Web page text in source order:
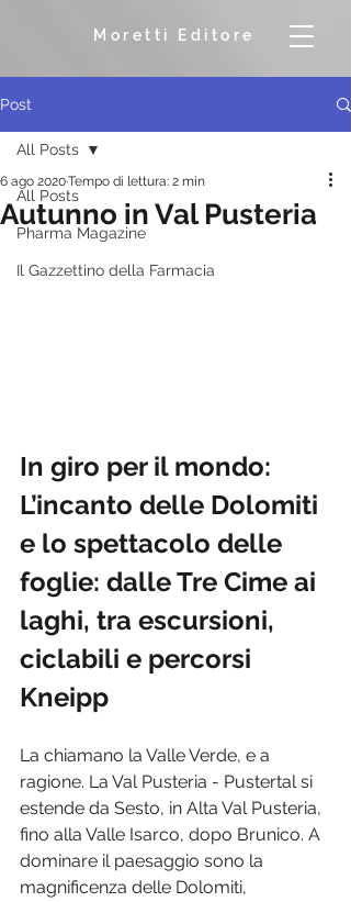
Moretti Editore
Post
All Posts
Pharma Magazine
Il Gazzettino della Farmacia
All Posts
Autunno in Val Pusteria
6 ago 2020Tempo di lettura: 2 min
In giro per il mondo:
L’incanto delle Dolomiti
e lo spettacolo delle
foglie: dalle Tre Cime ai
laghi, tra escursioni,
ciclabili e percorsi
Kneipp
La chiamano la Valle Verde, e a
ragione. La Val Pusteria - Pustertal si
estende da Sesto, in Alta Val Pusteria,
fino alla Valle Isarco, dopo Brunico. A
dominare il paesaggio sono la
magnificenza delle Dolomiti,